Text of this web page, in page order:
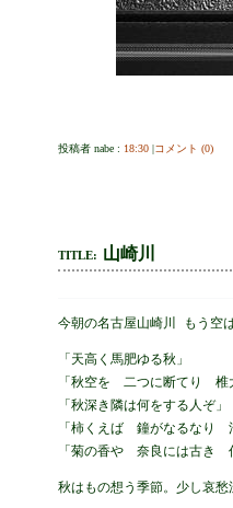
投稿者 nabe : 18:30 |コメント (0)
TITLE: 山崎川
今朝の名古屋山崎川 もう空
「天高く馬肥ゆる秋」
「秋空を 二つに断てり 椎
「秋深き隣は何をする人ぞ」
「柿くえば 鐘がなるなり
「菊の香や 奈良には古き
秋はもの想う季節。少し哀愁